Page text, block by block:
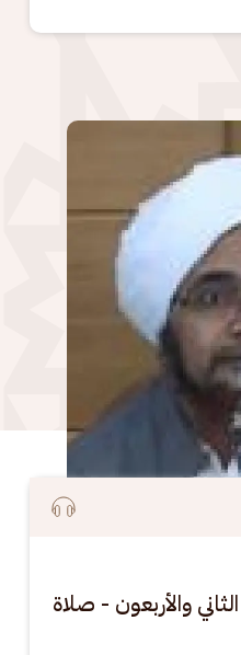
والأربعون - صلاة